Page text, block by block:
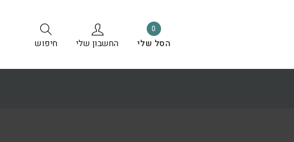
0
הסל שלי החשבון שלי חיפוש